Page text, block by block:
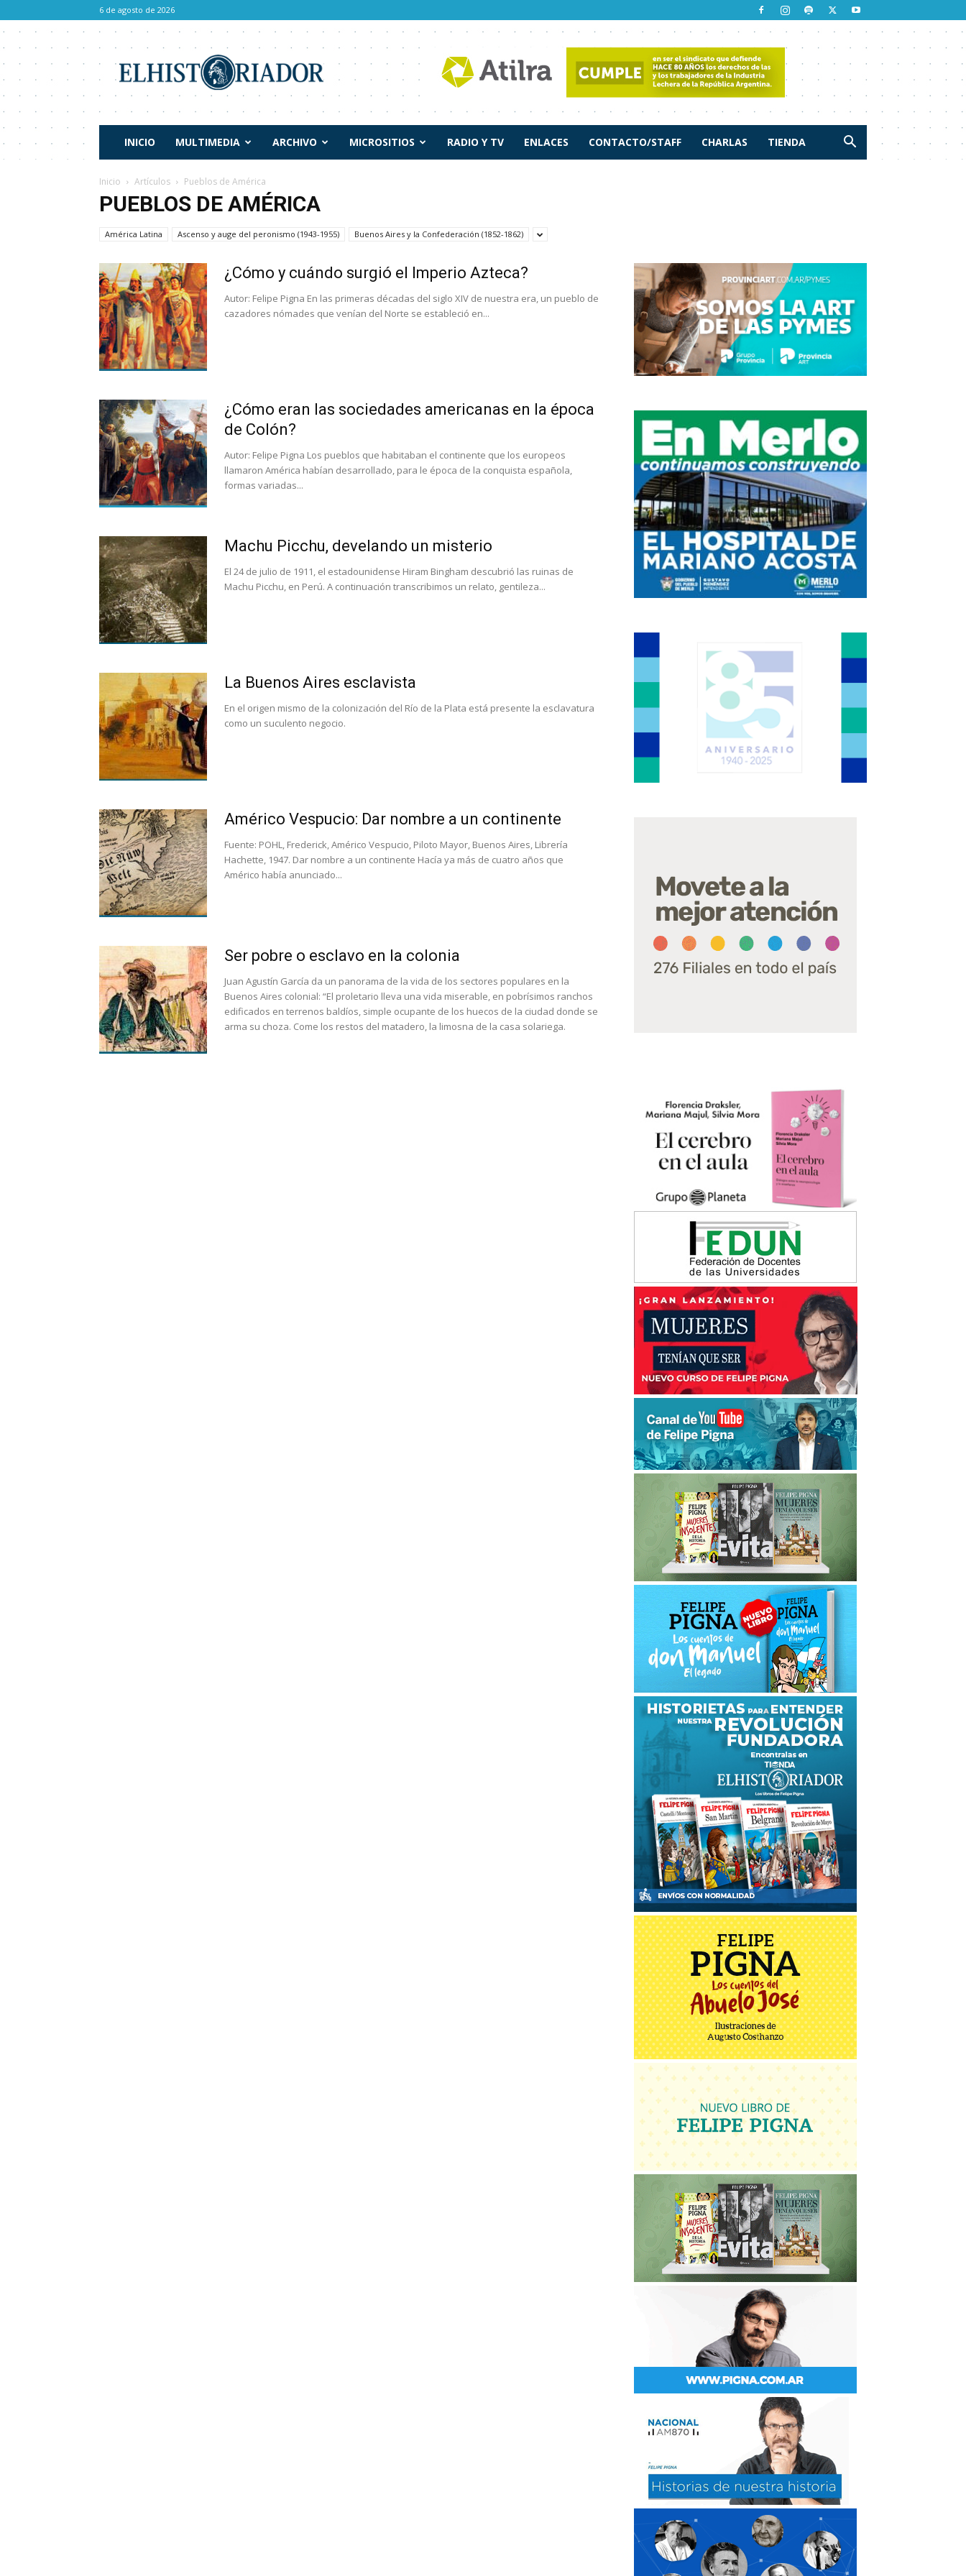
6 de agosto de 2026
Historiador
INICIO MULTIMEDIA ARCHIVO MICROSITIOS RADIO Y TV ENLACES CONTACTO/STAFF CHARLAS TIENDA
Inicio Artículos Pueblos de América
PUEBLOS DE AMÉRICA
América Latina Ascenso y auge del peronismo (1943-1955) Buenos Aires y la Confederación (1852-1862)
¿Cómo y cuándo surgió el Imperio Azteca?
Autor: Felipe Pigna En las primeras décadas del siglo XIV de nuestra era, un pueblo de
cazadores nómades que venían del Norte se estableció en...
¿Cómo eran las sociedades americanas en la época
de Colón?
Autor: Felipe Pigna Los pueblos que habitaban el continente que los europeos
llamaron América habían desarrollado, para le época de la conquista española,
formas variadas...
Machu Picchu, develando un misterio
El 24 de julio de 1911, el estadounidense Hiram Bingham descubrió las ruinas de
Machu Picchu, en Perú. A continuación transcribimos un relato, gentileza...
La Buenos Aires esclavista
En el origen mismo de la colonización del Río de la Plata está presente la esclavatura
como un suculento negocio.
Américo Vespucio: Dar nombre a un continente
Fuente: POHL, Frederick, Américo Vespucio, Piloto Mayor, Buenos Aires, Librería
Hachette, 1947. Dar nombre a un continente Hacía ya más de cuatro años que
Américo había anunciado...
Ser pobre o esclavo en la colonia
Juan Agustín García da un panorama de la vida de los sectores populares en la
Buenos Aires colonial: “El proletario lleva una vida miserable, en pobrísimos ranchos
edificados en terrenos baldíos, simple ocupante de los huecos de la ciudad donde se
arma su choza. Come los restos del matadero, la limosna de la casa solariega.